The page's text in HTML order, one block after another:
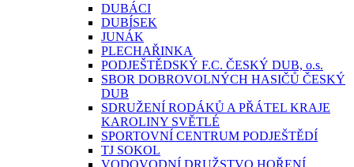
DUBÁCI
DUBÍSEK
JUNÁK
PLECHAŘINKA
PODJEŠTĚDSKÝ F.C. ČESKÝ DUB, o.s.
SBOR DOBROVOLNÝCH HASIČŮ ČESKÝ
DUB
SDRUŽENÍ RODÁKŮ A PŘÁTEL KRAJE
KAROLINY SVĚTLÉ
SPORTOVNÍ CENTRUM PODJEŠTĚDÍ
TJ SOKOL
VODOVODNÍ DRUŽSTVO HOŘENÍ